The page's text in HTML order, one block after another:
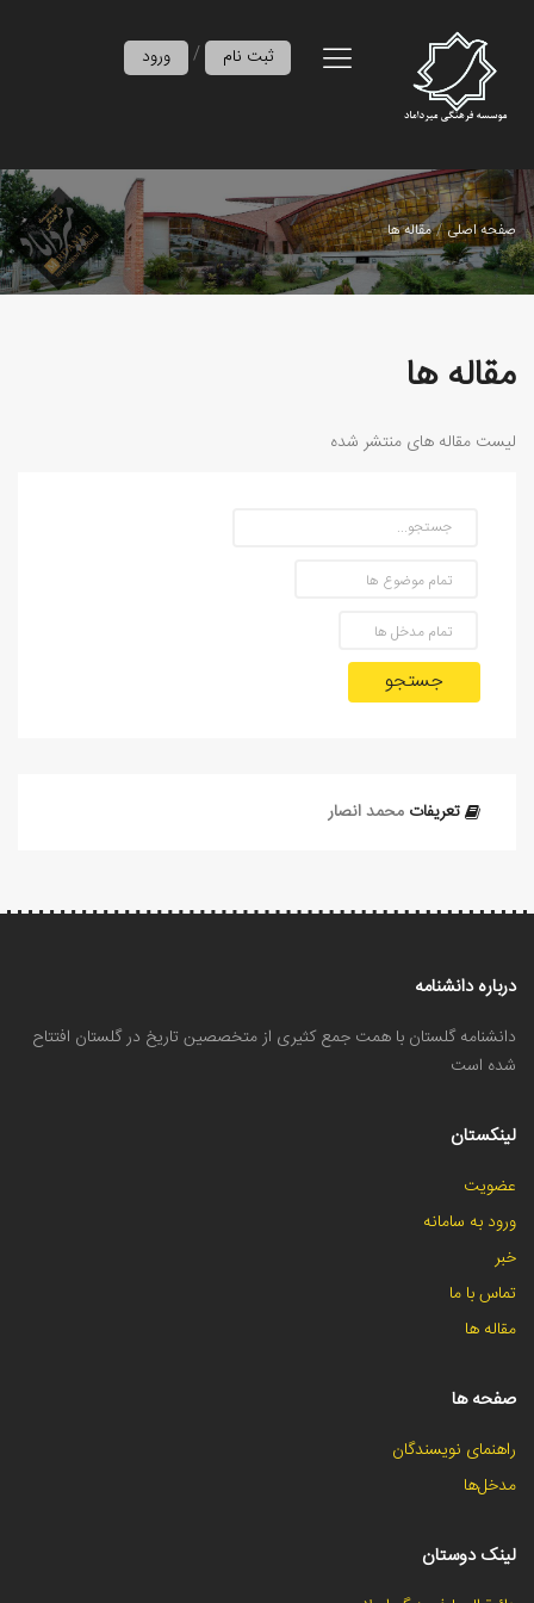
ورود / ثبت نام
صفحه اصلی مقاله ها
مقاله ها
لیست مقاله های منتشر شده
جستجو
تعریفات محمد انصار
درباره دانشنامه
دانشنامه گلستان با همت جمع کثیری از متخصصین تاریخ در گلستان افتتاح
شده است
لینکستان
عضویت
ورود به سامانه
خبر
تماس با ما
مقاله ها
صفحه ها
راهنمای نویسندگان
مدخل‌ها
لینک دوستان